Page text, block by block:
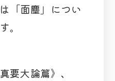
「面塵」につい
。
要大論篇》、